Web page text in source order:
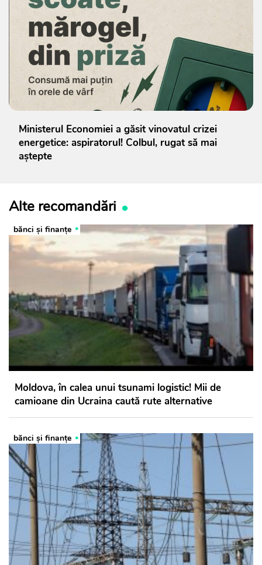
Ministerul Economiei a găsit vinovatul crizei
energetice: aspiratorul! Colbul, rugat să mai
aștepte
Alte recomandări
bănci şi finanţe
Moldova, în calea unui tsunami logistic! Mii de
camioane din Ucraina caută rute alternative
bănci şi finanţe